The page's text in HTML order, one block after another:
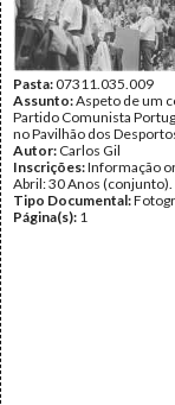
Pasta:07311.035.009
Assunto:Aspeto de um
Partido Comunista
no Pavilhão dos
Autor: Carlos Gil
Inscrições:Informação
Abril: 30 Anos (conjunto).
Tipo Documental:
Página(s): 1